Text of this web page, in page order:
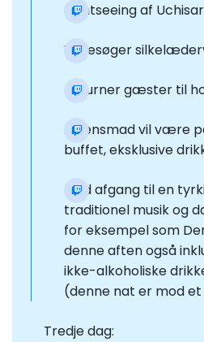
Sightseeing af
Vi besøger
Returner gæster til
Aftensmad vil være
buffet, eksklusive
Med afgang til en
traditionel musik og
for eksempel som
denne aften også
ikke-alkoholiske
(denne nat er mod
Tredje dag: